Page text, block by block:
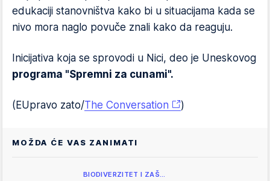
edukaciji stanovništva kako bi u situacijama kada se
nivo mora naglo povuče znali kako da reaguju.
Inicijativa koja se sprovodi u Nici, deo je Uneskovog
programa "Spremni za cunami".
(EUpravo zato/The Conversation )
MOŽDA ĆE VAS ZANIMATI
BIODIVERZITET I ZAŠ…